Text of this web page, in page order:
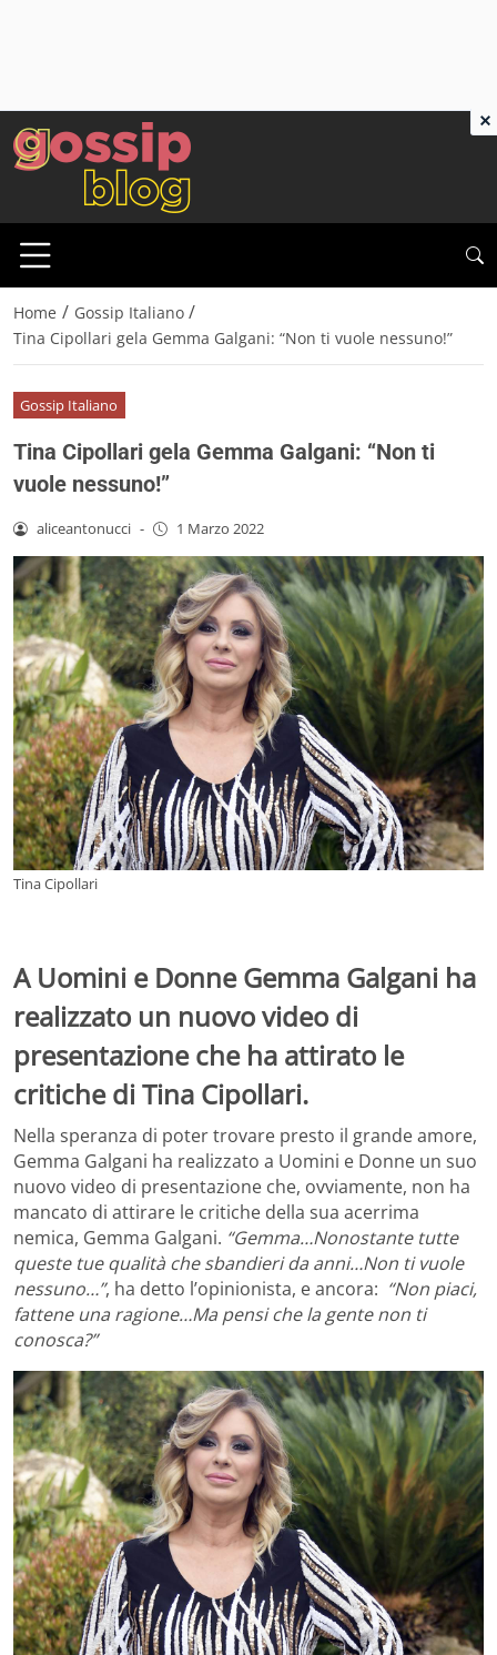
Home / Gossip Italiano /
Tina Cipollari gela Gemma Galgani: “Non ti vuole nessuno!”
Gossip Italiano
Tina Cipollari gela Gemma Galgani: “Non ti
vuole nessuno!”
aliceantonucci - 1 Marzo 2022
Tina Cipollari
A Uomini e Donne Gemma Galgani ha
realizzato un nuovo video di
presentazione che ha attirato le
critiche di Tina Cipollari.
Nella speranza di poter trovare presto il grande amore,
Gemma Galgani ha realizzato a Uomini e Donne un suo
nuovo video di presentazione che, ovviamente, non ha
mancato di attirare le critiche della sua acerrima
nemica, Gemma Galgani. “Gemma…Nonostante tutte
queste tue qualità che sbandieri da anni…Non ti vuole
nessuno…”, ha detto l’opinionista, e ancora: “Non piaci,
fattene una ragione…Ma pensi che la gente non ti
conosca?”
×